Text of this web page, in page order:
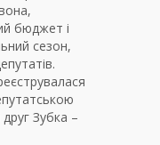
бюджет і
сезон,
друг Зубка –